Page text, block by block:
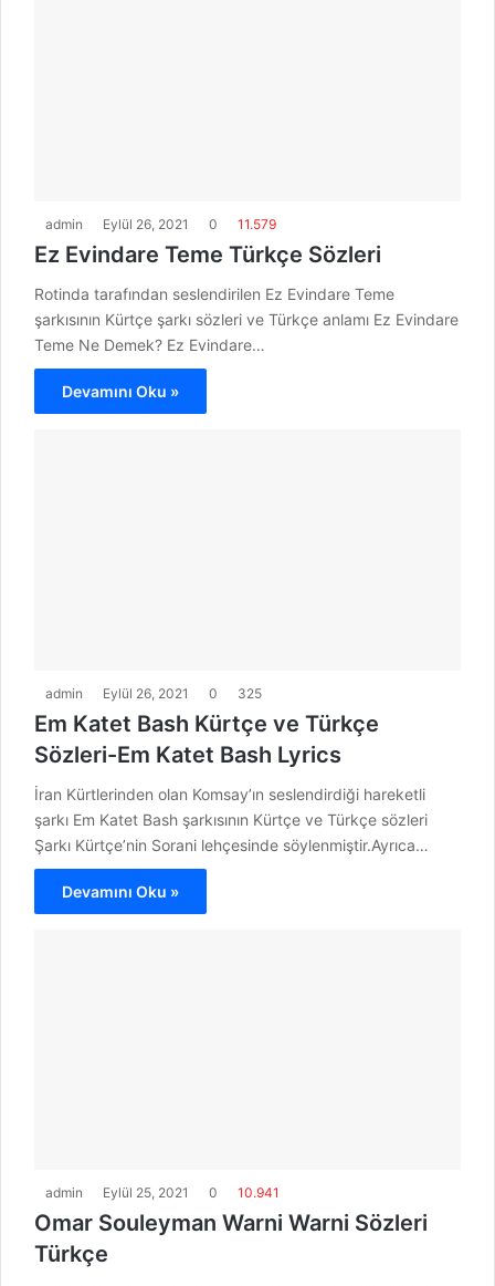
admin Eylül 26, 2021 0 11.579
Ez Evindare Teme Türkçe Sözleri
Rotinda tarafından seslendirilen Ez Evindare Teme
şarkısının Kürtçe şarkı sözleri ve Türkçe anlamı Ez Evindare
Teme Ne Demek? Ez Evindare…
Devamını Oku »
admin Eylül 26, 2021 0 325
Em Katet Bash Kürtçe ve Türkçe
Sözleri-Em Katet Bash Lyrics
İran Kürtlerinden olan Komsay’ın seslendirdiği hareketli
şarkı Em Katet Bash şarkısının Kürtçe ve Türkçe sözleri
Şarkı Kürtçe’nin Sorani lehçesinde söylenmiştir.Ayrıca…
Devamını Oku »
admin Eylül 25, 2021 0 10.941
Omar Souleyman Warni Warni Sözleri
Türkçe